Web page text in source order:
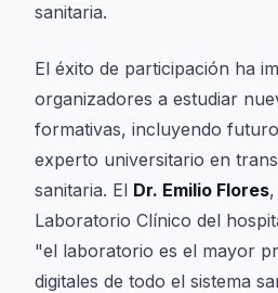
sanitaria.
El éxito de participación ha
organizadores a estudiar
formativas, incluyendo
experto universitario en
sanitaria. El Dr. Emilio Flores
Laboratorio Clínico del
"el laboratorio es el mayor
digitales de todo el sistema